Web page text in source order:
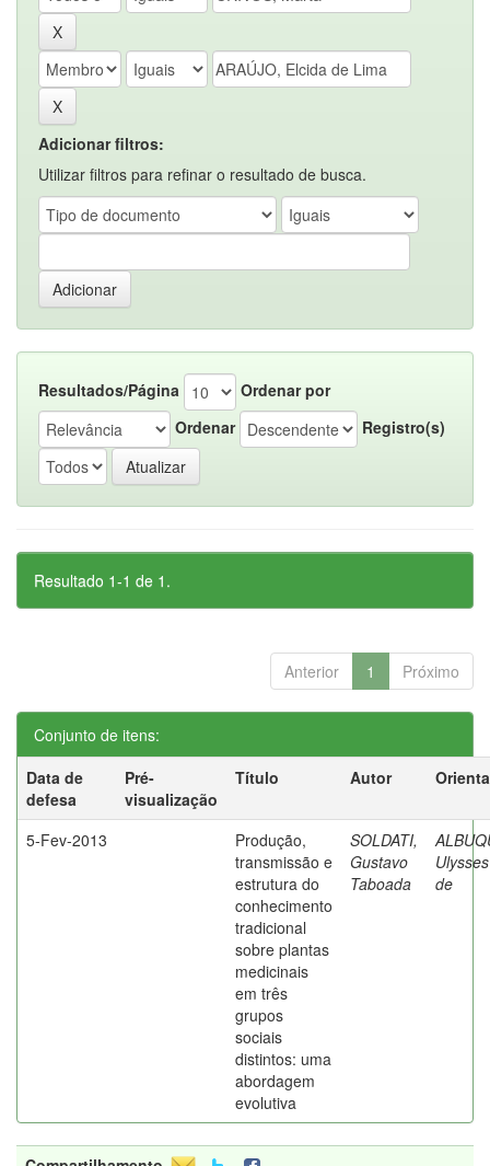
Adicionar filtros:
Utilizar filtros para refinar o resultado de busca.
Resultados/Página
Ordenar por
Ordenar
Registro(s)
Resultado 1-1 de 1.
Anterior 1 Próximo
Conjunto de itens:
Data de
defesa
Pré-
visualização
Título Autor
5-Fev-2013
Produção,
transmissão e
estrutura do
conhecimento
tradicional
sobre plantas
medicinais
em três
grupos
sociais
distintos: uma
abordagem
evolutiva
SOLDATI,
Gustavo
Taboada
de